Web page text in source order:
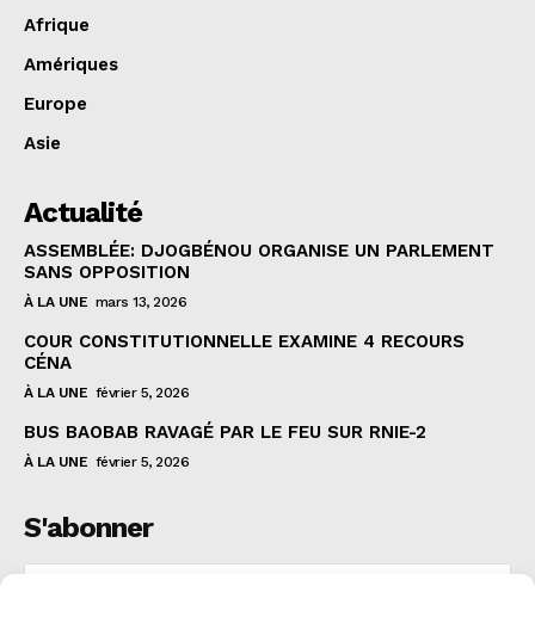
Afrique
Amériques
Europe
Asie
Actualité
ASSEMBLÉE: DJOGBÉNOU ORGANISE UN PARLEMENT
SANS OPPOSITION
À LA UNE mars 13, 2026
COUR CONSTITUTIONNELLE EXAMINE 4 RECOURS
CÉNA
À LA UNE février 5, 2026
BUS BAOBAB RAVAGÉ PAR LE FEU SUR RNIE-2
À LA UNE février 5, 2026
S'abonner